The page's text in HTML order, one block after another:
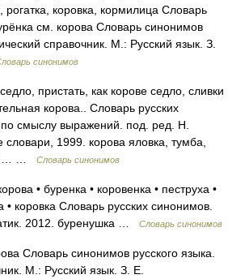
рогатка, коровка, кормилица Словарь
см. корова Словарь синонимов
справочник. М.: Русский язык. З.
синонимов
пристать, как корове седло, сливки
корова.. Словарь русских
смыслу выражений. под. ред. Н.
1999. корова яловка, тумба,
…
Словарь синонимов
• буренка • коровенка • пеструха •
• коровка Словарь русских синонимов.
2012. буренушка …
Словарь синонимов
Словарь синонимов русского языка.
М.: Русский язык. З. Е.